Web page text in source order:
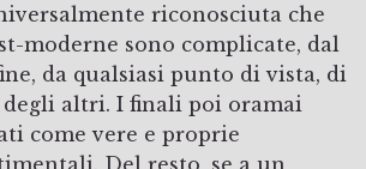
riconosciuta che
moderne sono complicate, dal
da qualsiasi punto di vista, di
degli altri. I finali poi oramai
come vere e proprie
Del resto, se a un